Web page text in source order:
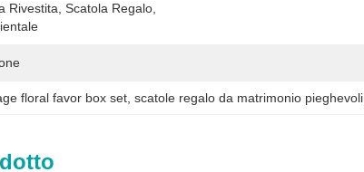
Rivestita, Scatola Regalo,
floral favor box set scatole regalo da matrimonio pieghevoli